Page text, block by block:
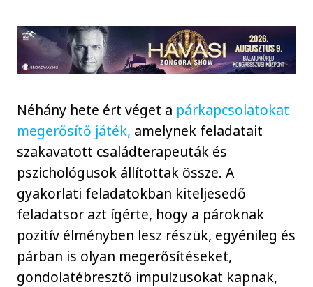
Néhány hete ért véget a párkapcsolatokat
megerősítő játék, amelynek feladatait
szakavatott családterapeuták és
pszichológusok állítottak össze. A
gyakorlati feladatokban kiteljesedő
feladatsor azt ígérte, hogy a pároknak
pozitív élményben lesz részük, egyénileg és
párban is olyan megerősítéseket,
gondolatébresztő impulzusokat kapnak,